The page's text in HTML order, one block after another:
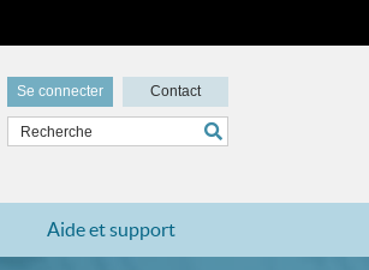
Se connecter Contact
Aide et support